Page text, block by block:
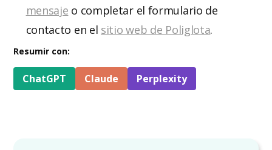
mensaje o completar el formulario de
contacto en el sitio web de Poliglota.
Resumir con:
ChatGPT Claude Perplexity